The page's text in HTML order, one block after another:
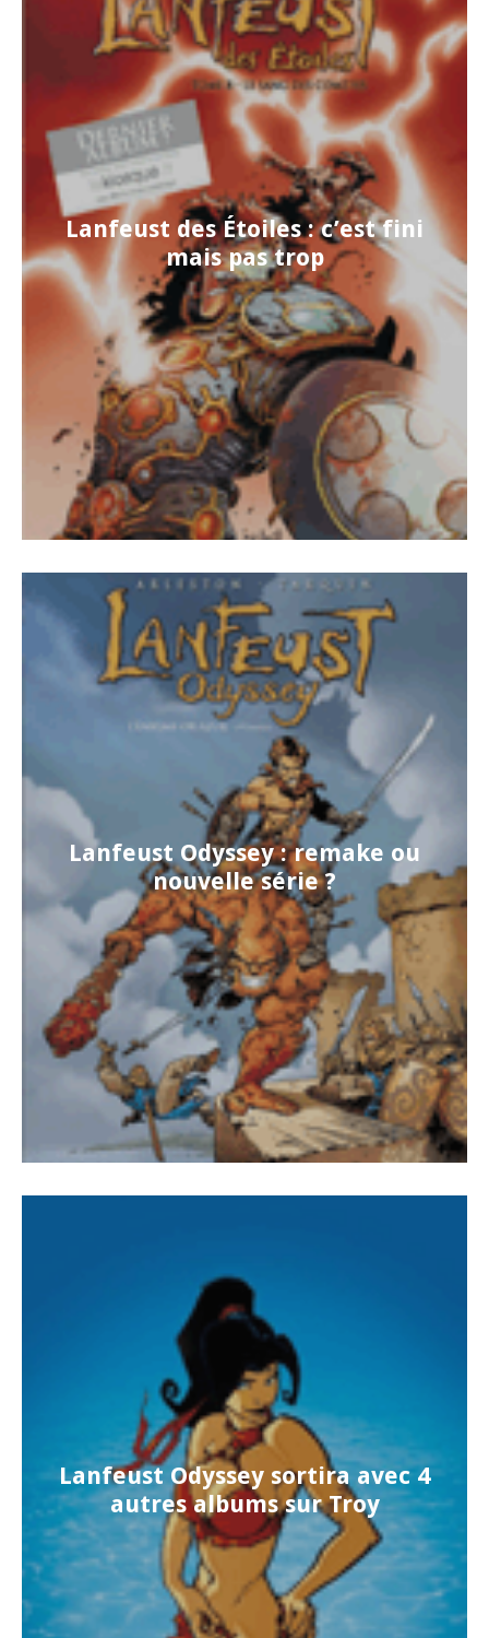
Lanfeust des Étoiles : c’est fini
mais pas trop
Lanfeust Odyssey : remake ou
nouvelle série ?
Lanfeust Odyssey sortira avec 4
autres albums sur Troy